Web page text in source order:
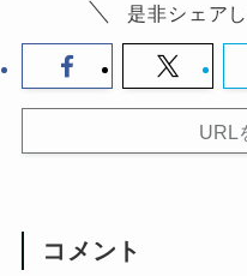
是非シェア
URL
コメント